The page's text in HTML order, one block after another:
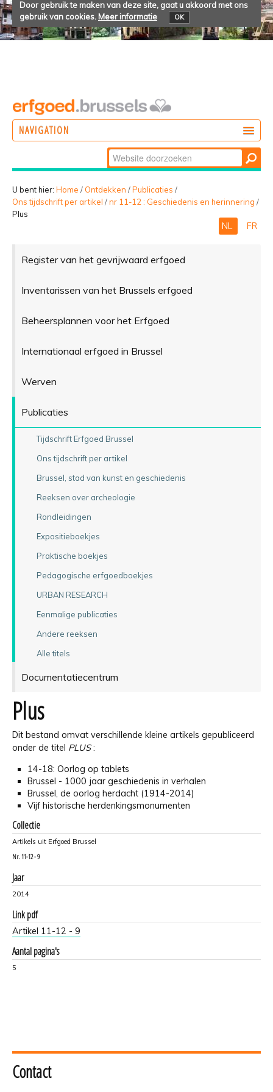
Door gebruik te maken van deze site, gaat u akkoord met ons
gebruik van cookies. Meer informatie OK
NAVIGATION
BELEVEN
Zoek
Geavanceerd
zoeken...
U bent hier: Home / Ontdekken /Publicaties /
Ons tijdschrift per artikel /nr 11-12 : Geschiedenis en herinnering /
Plus
NL FR
Register van het gevrijwaard erfgoed
Inventarissen van het Brussels erfgoed
Beheersplannen voor het Erfgoed
Internationaal erfgoed in Brussel
Werven
Publicaties
Tijdschrift Erfgoed Brussel
Ons tijdschrift per artikel
Brussel, stad van kunst en geschiedenis
Reeksen over archeologie
Rondleidingen
Expositieboekjes
Praktische boekjes
Pedagogische erfgoedboekjes
URBAN RESEARCH
Eenmalige publicaties
Andere reeksen
Alle titels
Documentatiecentrum
Plus
Dit bestand omvat verschillende kleine artikels gepubliceerd
onder de titel PLUS:
14-18: Oorlog op tablets
Brussel - 1000 jaar geschiedenis in verhalen
Brussel, de oorlog herdacht (1914-2014)
Vijf historische herdenkingsmonumenten
Collectie
Artikels uit Erfgoed Brussel
Nr. 11-12 - 9
Jaar
2014
Link pdf
Artikel 11-12 - 9
Aantal pagina's
5
Contact